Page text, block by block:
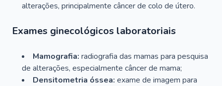
alterações, principalmente câncer de colo de útero.
Exames ginecológicos laboratoriais
Mamografia: radiografia das mamas para pesquisa
de alterações, especialmente câncer de mama;
Densitometria óssea: exame de imagem para